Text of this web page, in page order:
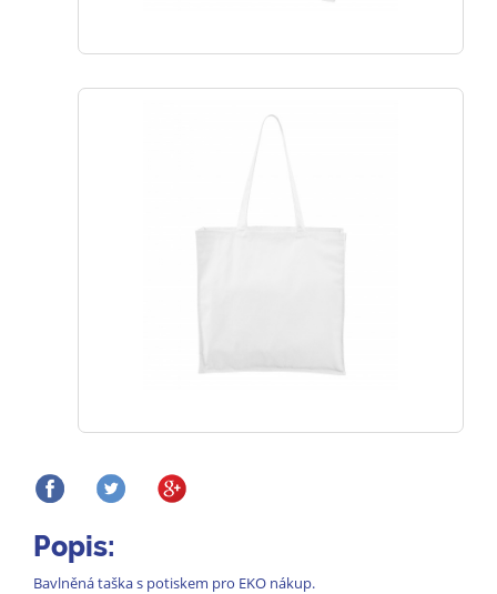
Popis:
Bavlněná taška s potiskem pro EKO nákup.